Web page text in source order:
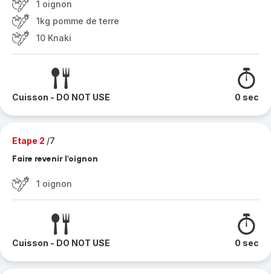
1 oignon
1kg pomme de terre
10 Knaki
Cuisson - DO NOT USE 0 sec
Etape 2 /7
Faire revenir l'oignon
1 oignon
Cuisson - DO NOT USE 0 sec